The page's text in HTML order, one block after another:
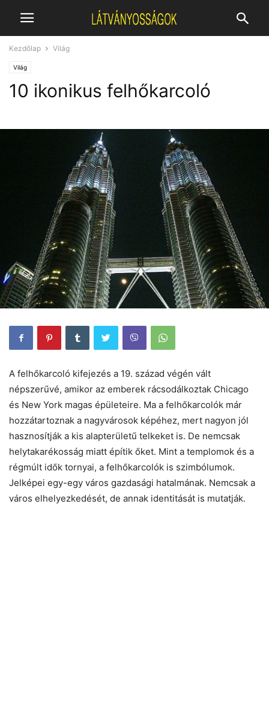
Kezdőlap Világ
Világ
10 ikonikus felhőkarcoló
A felhőkarcoló kifejezés a 19. század végén vált
népszerűvé, amikor az emberek rácsodálkoztak Chicago
és New York magas épületeire. Ma a felhőkarcolók már
hozzátartoznak a nagyvárosok képéhez, mert nagyon jól
hasznosítják a kis alapterületű telkeket is. De nemcsak
helytakarékosság miatt építik őket. Mint a templomok és a
régmúlt idők tornyai, a felhőkarcolók is szimbólumok.
Jelképei egy-egy város gazdasági hatalmának. Nemcsak a
város elhelyezkedését, de annak identitását is mutatják.